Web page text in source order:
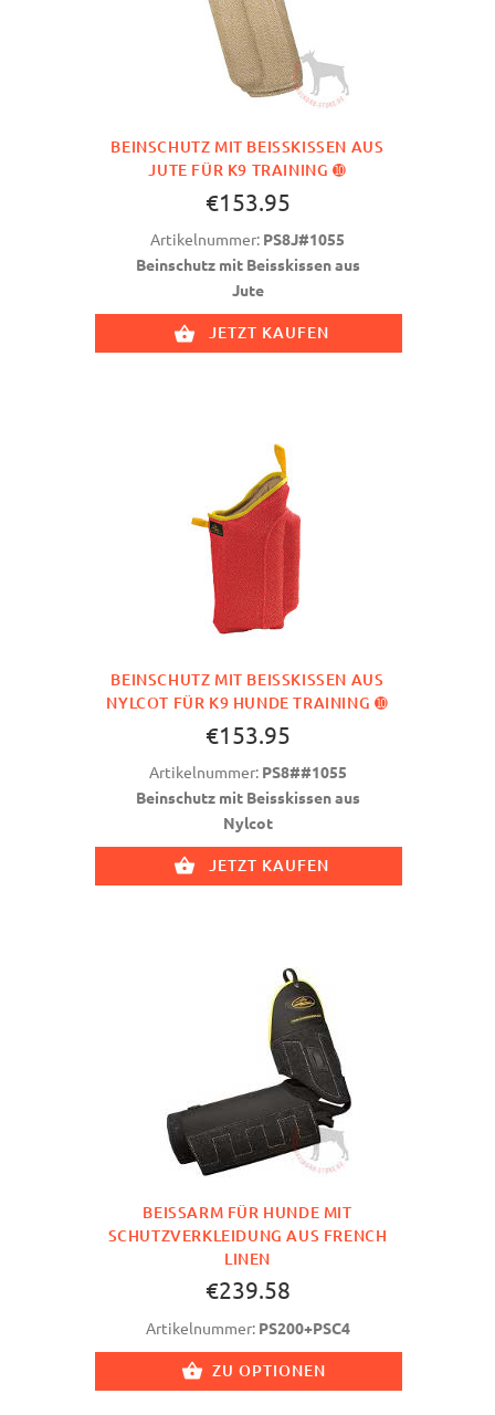
BEINSCHUTZ MIT BEISSKISSEN AUS J
UTE FÜR K9 TRAINING ➓
€153.95
Artikelnummer: PS8J#1055
Beinschutz mit Beisskissen aus
Jute
JETZT KAUFEN
BEINSCHUTZ MIT BEISSKISSEN AUS
NYLCOT FÜR K9 HUNDE TRAINING ➓
€153.95
Artikelnummer: PS8##1055
Beinschutz mit Beisskissen aus
Nylcot
JETZT KAUFEN
BEISSARM FÜR HUNDE MIT S
CHUTZVERKLEIDUNG AUS FRENCH L
INEN
€239.58
Artikelnummer: PS200+PSC4
ZU OPTIONEN